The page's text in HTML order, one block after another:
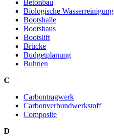
Betonbau
Biologische Wasserreinigung
Bootshalle
Bootshaus
Bootslift
Brücke
Budgetplanung
Buhnen
C
Carbontragwerk
Carbonverbundwerkstoff
Composite
D